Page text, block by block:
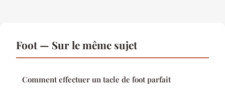
Foot — Sur le même sujet
Comment effectuer un tacle de foot parfait